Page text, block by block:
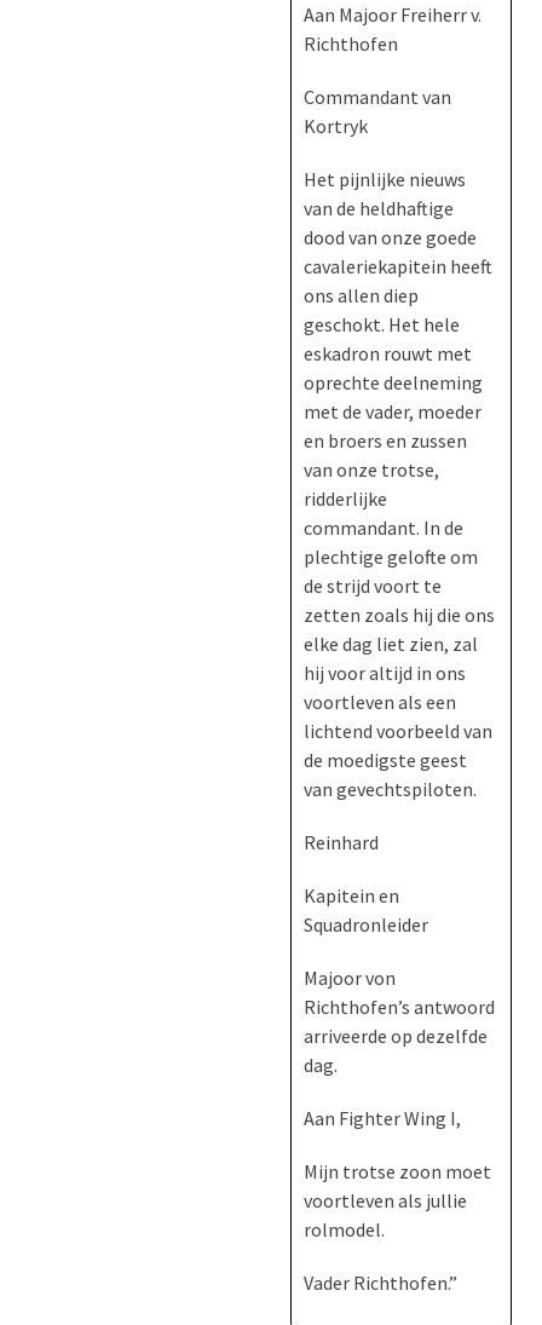
Aan Majoor Freiherr v.
Richthofen
Commandant van
Kortryk
Het pijnlijke nieuws
van de heldhaftige
dood van onze goede
cavaleriekapitein heeft
ons allen diep
geschokt. Het hele
eskadron rouwt met
oprechte deelneming
met de vader, moeder
en broers en zussen
van onze trotse,
ridderlijke
commandant. In de
plechtige gelofte om
de strijd voort te
zetten zoals hij die ons
elke dag liet zien, zal
hij voor altijd in ons
voortleven als een
lichtend voorbeeld van
de moedigste geest
van gevechtspiloten.
Reinhard
Kapitein en
Squadronleider
Majoor von
Richthofen’s antwoord
arriveerde op dezelfde
dag.
Aan Fighter Wing I,
Mijn trotse zoon moet
voortleven als jullie
rolmodel.
Vader Richthofen.”